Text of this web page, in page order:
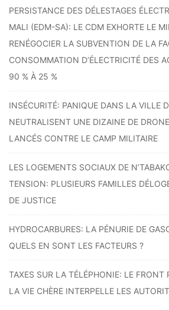
PERSISTANCE DES DÉLESTAGES
MALI (EDM-SA): LE CDM EXHORTE LE
RENÉGOCIER LA SUBVENTION DE LA
CONSOMMATION D’ÉLECTRICITÉ DES
90 % À 25 %
INSÉCURITÉ: PANIQUE DANS LA VILLE
NEUTRALISENT UNE DIZAINE DE
LANCÉS CONTRE LE CAMP MILITAIRE
LES LOGEMENTS SOCIAUX DE
TENSION: PLUSIEURS FAMILLES
DE JUSTICE
HYDROCARBURES: LA PÉNURIE DE
QUELS EN SONT LES FACTEURS ?
TAXES SUR LA TÉLÉPHONIE: LE FRONT
LA VIE CHÈRE INTERPELLE LES